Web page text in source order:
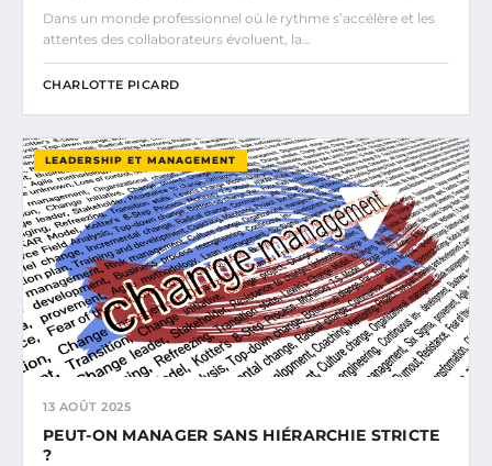
Dans un monde professionnel où le rythme s’accélère et les
attentes des collaborateurs évoluent, la…
CHARLOTTE PICARD
LEADERSHIP ET MANAGEMENT
13 AOÛT 2025
PEUT-ON MANAGER SANS HIÉRARCHIE STRICTE
?